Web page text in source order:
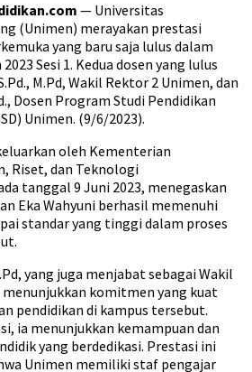
— Universitas
(Unimen) merayakan prestasi
yang baru saja lulus dalam
Sesi 1. Kedua dosen yang lulus
M.Pd, Wakil Rektor 2 Unimen, dan
Dosen Program Studi Pendidikan
Unimen. (9/6/2023).
oleh Kementerian
Riset, dan Teknologi
tanggal 9 Juni 2023, menegaskan
Eka Wahyuni berhasil memenuhi
standar yang tinggi dalam proses
yang juga menjabat sebagai Wakil
komitmen yang kuat
pendidikan di kampus tersebut.
ia menunjukkan kemampuan dan
yang berdedikasi. Prestasi ini
Unimen memiliki staf pengajar